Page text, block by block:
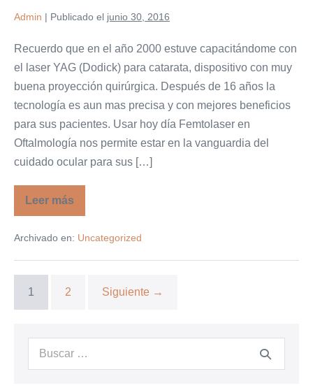
Admin | Publicado el junio 30, 2016
Recuerdo que en el año 2000 estuve capacitándome con
el laser YAG (Dodick) para catarata, dispositivo con muy
buena proyección quirúrgica. Después de 16 años la
tecnología es aun mas precisa y con mejores beneficios
para sus pacientes. Usar hoy día Femtolaser en
Oftalmología nos permite estar en la vanguardia del
cuidado ocular para sus […]
Leer másBeneficios
del
Archivado en: Uncategorized
1 2 Siguiente →
Buscar: